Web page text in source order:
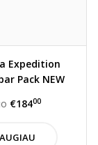
Expedition
Pack NEW
€18400